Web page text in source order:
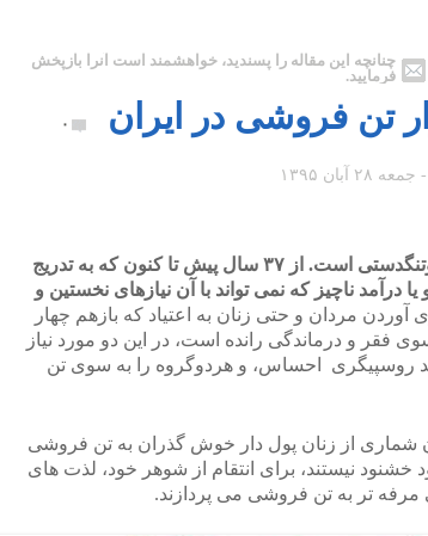
چنانچه این مقاله را پسندید، خواهشمند است آنرا بازپخش
فرمایید.
تن فروشی در ایران ۰
تن فروشی و روسپیگری بیشتر زائیده فقر وتنگدستی است. از ۳۷ سال پیش تا کنون که به تدریج
ناچیز که نمی تواند با آن نیازهای نخستین و
آوردن مردان و حتی زنان به اعتیاد که بازهم چهار
فقر و درماندگی رانده است، در این دو مورد نیاز
روسپیگری احساس، و هردوگروه را به سوی تن
شماری از زنان پول دار خوش گذران به تن فروشی
نیستند، برای انتقام از شوهر خود، لذت های
مرفه تر به تن فروشی می پردازند.